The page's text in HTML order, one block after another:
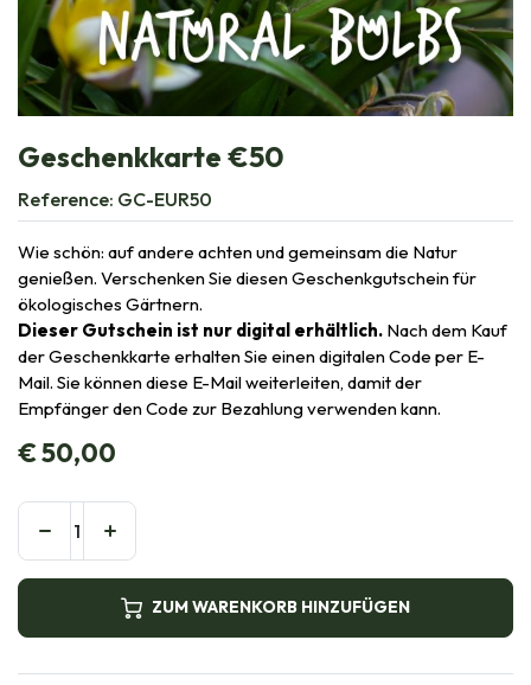
Geschenkkarte €50
Reference: GC-EUR50
Wie schön: auf andere achten und gemeinsam die Natur
genießen. Verschenken Sie diesen Geschenkgutschein für
ökologisches Gärtnern.
Dieser Gutschein ist nur digital erhältlich. Nach dem Kauf
der Geschenkkarte erhalten Sie einen digitalen Code per E-
Mail. Sie können diese E-Mail weiterleiten, damit der
Empfänger den Code zur Bezahlung verwenden kann.
€50,00
ZUM WARENKORB HINZUFÜGEN